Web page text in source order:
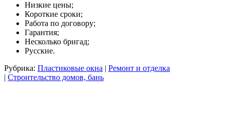
Низкие цены;
Короткие сроки;
Работа по договору;
Гарантия;
Несколько бригад;
Русские.
Рубрика: Пластиковые окна | Ремонт и отделка
| Строительство домов, бань